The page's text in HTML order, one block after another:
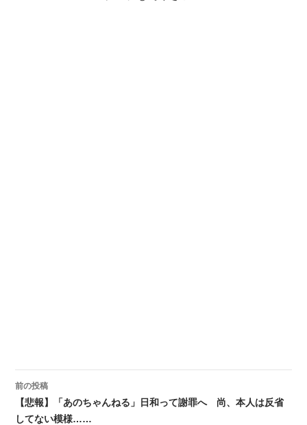
投稿ナビゲーション
前の投稿
【悲報】「あのちゃんねる」日和って謝罪へ 尚、本人は反省
してない模様……